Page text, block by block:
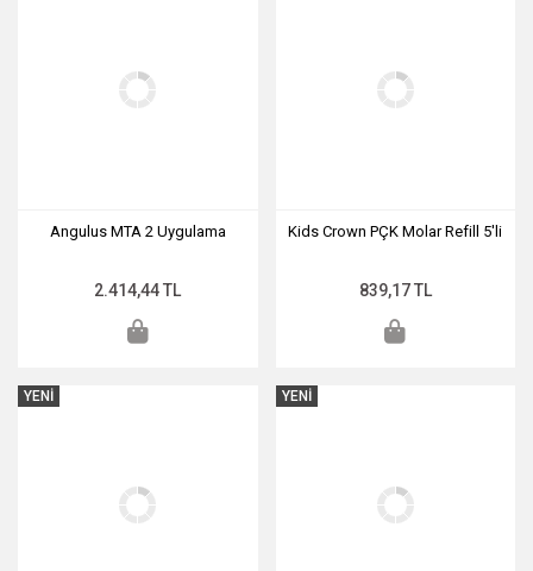
Angulus MTA 2 Uygulama
2.414,44 TL
Kids Crown PÇK Molar Refill 5'li
839,17 TL
YENİ YENİ